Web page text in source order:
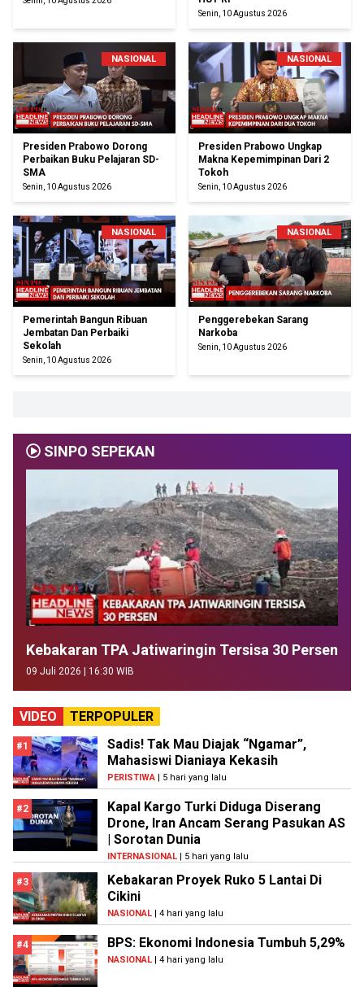
Senin, 10 Agustus 2026
NASIONAL
Presiden Prabowo Dorong
Perbaikan Buku Pelajaran SD-
SMA
Senin, 10 Agustus 2026
NASIONAL
Presiden Prabowo Ungkap
Makna Kepemimpinan Dari 2
Tokoh
Senin, 10 Agustus 2026
NASIONAL
Pemerintah Bangun Ribuan
Jembatan Dan Perbaiki
Sekolah
Senin, 10 Agustus 2026
NASIONAL
Penggerebekan Sarang
Narkoba
Senin, 10 Agustus 2026
SINPO SEPEKAN
Kebakaran TPA Jatiwaringin Tersisa 30 Persen
09 Juli 2026 | 16:30 WIB
VIDEO TERPOPULER
#1
Sadis! Tak Mau Diajak “Ngamar”,
Mahasiswi Dianiaya Kekasih
PERISTIWA | 5 hari yang lalu
#2
Kapal Kargo Turki Diduga Diserang
Drone, Iran Ancam Serang Pasukan AS
| Sorotan Dunia
INTERNASIONAL | 5 hari yang lalu
#3
Kebakaran Proyek Ruko 5 Lantai Di
Cikini
NASIONAL | 4 hari yang lalu
#4 BPS: Ekonomi Indonesia Tumbuh 5,29%
NASIONAL | 4 hari yang lalu